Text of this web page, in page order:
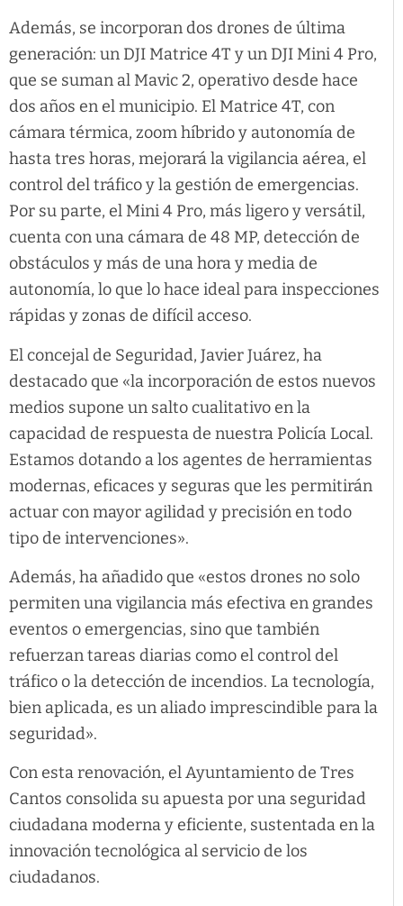
Además, se incorporan dos drones de última
generación: un DJI Matrice 4T y un DJI Mini 4 Pro,
que se suman al Mavic 2, operativo desde hace
dos años en el municipio. El Matrice 4T, con
cámara térmica, zoom híbrido y autonomía de
hasta tres horas, mejorará la vigilancia aérea, el
control del tráfico y la gestión de emergencias.
Por su parte, el Mini 4 Pro, más ligero y versátil,
cuenta con una cámara de 48 MP, detección de
obstáculos y más de una hora y media de
autonomía, lo que lo hace ideal para inspecciones
rápidas y zonas de difícil acceso.
El concejal de Seguridad, Javier Juárez, ha
destacado que «la incorporación de estos nuevos
medios supone un salto cualitativo en la
capacidad de respuesta de nuestra Policía Local.
Estamos dotando a los agentes de herramientas
modernas, eficaces y seguras que les permitirán
actuar con mayor agilidad y precisión en todo
tipo de intervenciones».
Además, ha añadido que «estos drones no solo
permiten una vigilancia más efectiva en grandes
eventos o emergencias, sino que también
refuerzan tareas diarias como el control del
tráfico o la detección de incendios. La tecnología,
bien aplicada, es un aliado imprescindible para la
seguridad».
Con esta renovación, el Ayuntamiento de Tres
Cantos consolida su apuesta por una seguridad
ciudadana moderna y eficiente, sustentada en la
innovación tecnológica al servicio de los
ciudadanos.